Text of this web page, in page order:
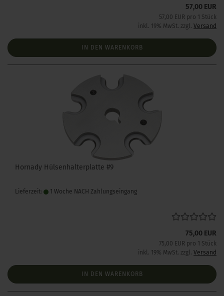
57,00 EUR
57,00 EUR pro 1 Stück
inkl. 19% MwSt. zzgl. Versand
IN DEN WARENKORB
Hornady Hülsenhalterplatte #9
Lieferzeit: 1 Woche NACH Zahlungseingang
75,00 EUR
75,00 EUR pro 1 Stück
inkl. 19% MwSt. zzgl. Versand
IN DEN WARENKORB